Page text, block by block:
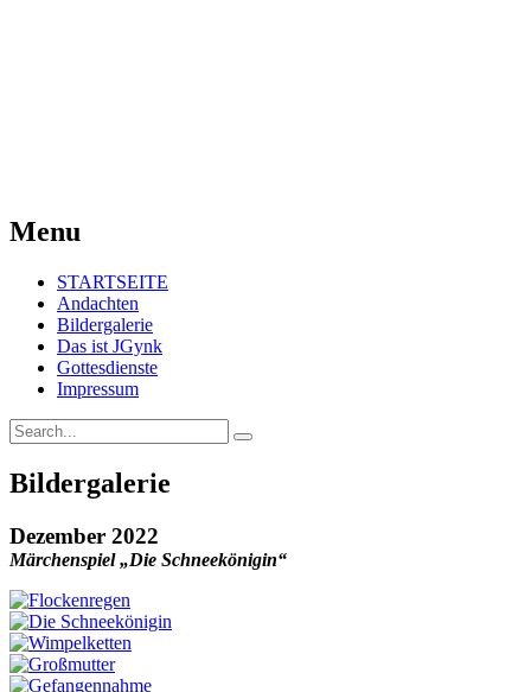
Menu
STARTSEITE
Andachten
Bildergalerie
Das ist JGynk
Gottesdienste
Impressum
Bildergalerie
Dezember 2022
Märchenspiel „Die Schneekönigin“